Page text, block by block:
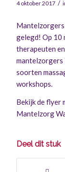
4 oktober 2017 /
gelegd! Op 10
therapeuten
mantelzorgers
soorten
workshops.
Bekijk de flyer
Mantelzorg
Deel dit stuk